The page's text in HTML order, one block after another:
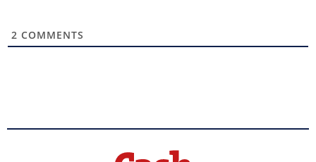
2 COMMENTS